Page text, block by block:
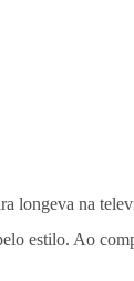
longeva na
estilo. Ao